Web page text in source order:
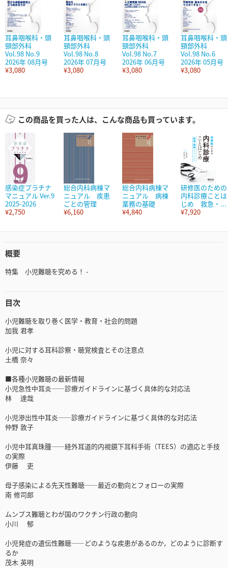
耳鼻咽喉科・頭
頸部外科
Vol.98 No.9
2026年 08月号
¥3,080
耳鼻咽喉科・頭
頸部外科
Vol.98 No.8
2026年 07月号
¥3,080
耳鼻咽喉科・頭
頸部外科
Vol.98 No.7
2026年 06月号
¥3,080
耳鼻咽喉科・頭
頸部外科
Vol.98 No.6
2026年 05月号
¥3,080
この商品を買った人は、こんな商品も買っています。
感染症プラチナ
マニュアル Ver.9
2025-2026
¥2,750
総合内科病棟マ
ニュアル 疾患
ごとの管理
¥6,160
総合内科病棟マ
ニュアル 病棟
業務の基礎
¥4,840
研修医のための
内科診療ことは
じめ 救急・...
¥7,920
概要
特集 小児難聴を究める！ -
目次
小児難聴を取り巻く医学・教育・社会的問題
加我 君孝
小児に対する耳科診察・聴覚検査とその注意点
土橋 奈々
■各種小児難聴の最新情報
小児急性中耳炎――診療ガイドラインに基づく具体的な対応法
林 達哉
小児滲出性中耳炎――診療ガイドラインに基づく具体的な対応法
仲野 敦子
小児中耳真珠腫――経外耳道的内視鏡下耳科手術（TEES）の適応と手技
の実際
伊藤 吏
母子感染による先天性難聴――最近の動向とフォローの実際
南 修司郎
ムンプス難聴とわが国のワクチン行政の動向
小川 郁
小児発症の遺伝性難聴――どのような疾患があるのか，どのように診断す
るか
茂木 英明